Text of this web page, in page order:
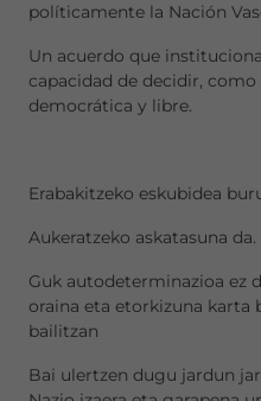
políticamente la Nación
Un acuerdo que
capacidad de decidir,
democrática y libre.
Erabakitzeko eskubidea
Aukeratzeko askatasuna da.
Guk autodeterminazioa ez
oraina eta etorkizuna karta
bailitzan
Bai ulertzen dugu jardun